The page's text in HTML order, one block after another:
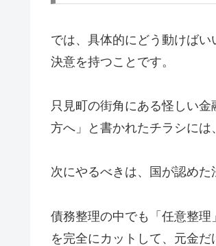
では、具体的にどう動けば
決意を持つことです。
只見町の街角にある怪しい
方へ」と書かれたチラシには
次にやるべきは、国が認めた
債務整理の中でも「任意整
を完全にカットして、元金